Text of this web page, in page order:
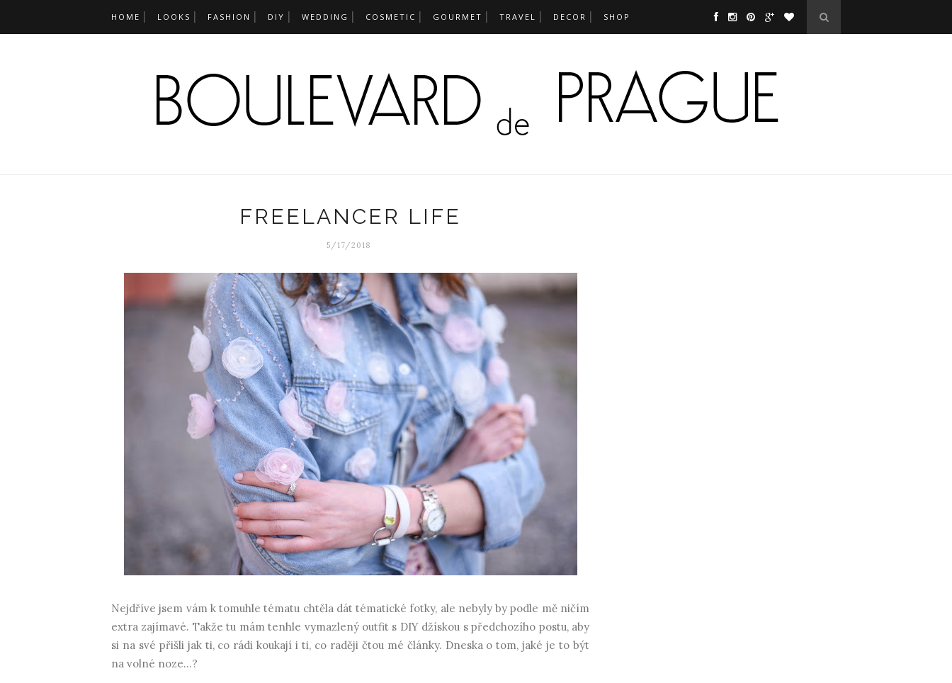
HOME LOOKS FASHION DIY WEDDING COSMETIC GOURMET TRAVEL DECOR SHOP
FREELANCER LIFE
5/17/2018
Nejdříve jsem vám k tomuhle tématu chtěla dát tématické fotky, ale nebyly by podle mě ničím
extra zajímavé. Takže tu mám tenhle vymazlený outfit s DIY džískou s předchozího postu, aby
si na své přišli jak ti, co rádi koukají i ti, co raději čtou mé články. Dneska o tom, jaké je to být
na volné noze...?